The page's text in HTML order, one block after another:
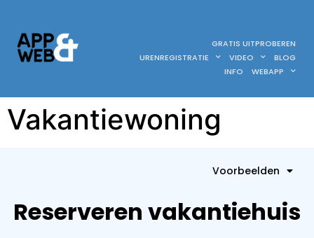
GRATIS UITPROBEREN
URENREGISTRATIE
VIDEO
BLOG
INFO
WEBAPP
Vakantiewoning
Voorbeelden
Reserveren vakantiehuis